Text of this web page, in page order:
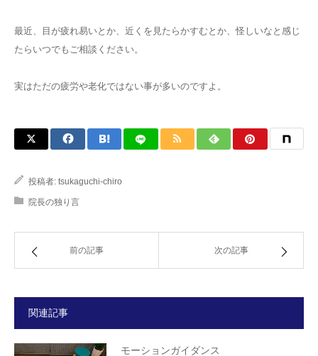
最近、目が疲れ易いとか、近くを見たらかすむとか、怪しいなと感じ
たらいつでもご相談ください。
実はただの疲労や老化ではない事が多いのですよ。
投稿者: tsukaguchi-chiro
院長の独り言
前の記事 次の記事
関連記事
モーションガイダンス